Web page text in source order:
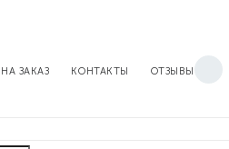
ЗАКАЗ КОНТАКТЫ ОТЗЫВЫ